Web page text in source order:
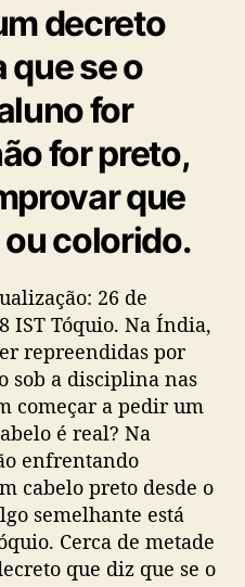
decreto
que se o
for
for preto,
que
colorido.
26 de
IST Tóquio. Na Índia,
repreendidas por
sob a disciplina nas
começar a pedir um
é real? Na
enfrentando
cabelo preto desde o
semelhante está
Cerca de metade
que diz que se o